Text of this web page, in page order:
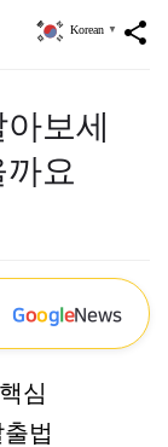
share
Korean ▼
보세
요
GoogleNews
심
법